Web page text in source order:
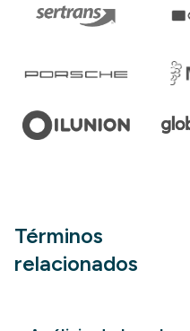
Términos
relacionados